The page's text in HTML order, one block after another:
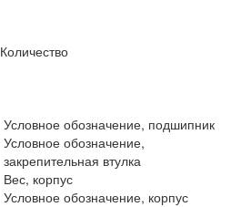
Количество
Условное обозначение, подшипник
Условное обозначение,
закрепительная втулка
Вес, корпус
Условное обозначение, корпус